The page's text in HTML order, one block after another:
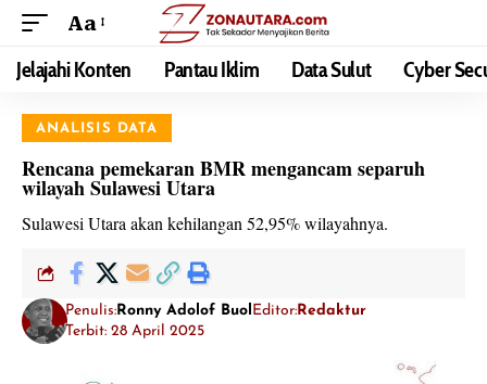
Aa
Jelajahi Konten Pantau Iklim Data Sulut Cyber
ANALISIS DATA
Rencana pemekaran BMR mengancam separuh
wilayah Sulawesi Utara
Sulawesi Utara akan kehilangan 52,95% wilayahnya.
Penulis:Ronny Adolof BuolEditor:Redaktur
Terbit: 28 April 2025